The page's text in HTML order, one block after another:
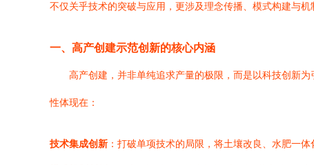
不仅关乎技术的突破与应用，更涉及理念传播、模式构建与
一、高产创建示范创新的核心内涵
高产创建，并非单纯追求产量的极限，而是以科技创新
性体现在：
技术集成创新 ：打破单项技术的局限，将土壤改良、水肥一